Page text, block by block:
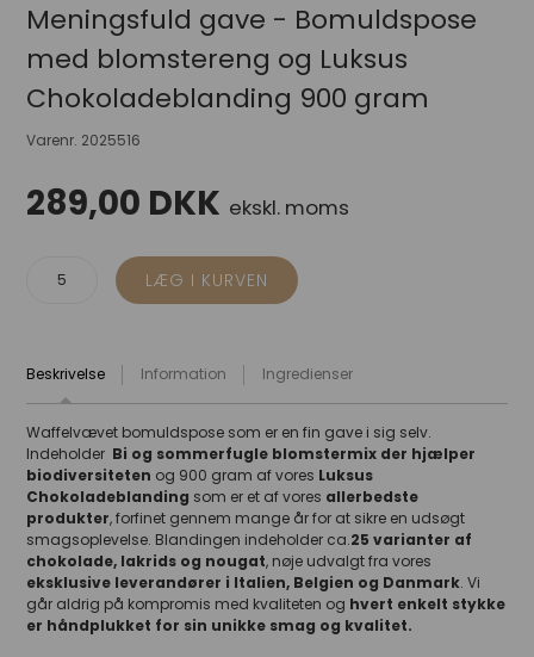
Meningsfuld gave - Bomuldspose
med blomstereng og Luksus
Chokoladeblanding 900 gram
Varenr. 2025516
289,00 DKK ekskl. moms
Beskrivelse Information Ingredienser
Waffelvævet bomuldspose som er en fin gave i sig selv.
Indeholder Bi og sommerfugle blomstermix der hjælper
biodiversiteten og 900 gram af vores Luksus
Chokoladeblanding som er et af vores allerbedste
produkter, forfinet gennem mange år for at sikre en udsøgt
smagsoplevelse. Blandingen indeholder ca.25 varianter af
chokolade, lakrids og nougat, nøje udvalgt fra vores
eksklusive leverandører i Italien, Belgien og Danmark.Vi
går aldrig på kompromis med kvaliteten og hvert enkelt stykke
er håndplukket for sin unikke smag og kvalitet.